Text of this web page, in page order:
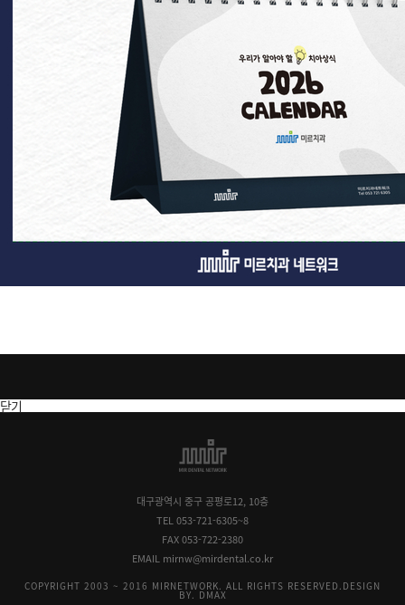
닫기
대구광역시 중구 공평로12, 10층
TEL 053-721-6305~8
FAX 053-722-2380
EMAIL mirnw@mirdental.co.kr
COPYRIGHT 2003 ~ 2016 MIRNETWORK. ALL RIGHTS RESERVED. DESIGN
BY. DMAX